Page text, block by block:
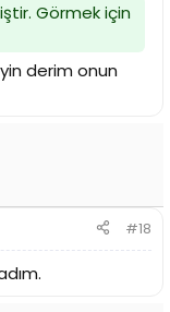
Görmek için
derim onun
#18